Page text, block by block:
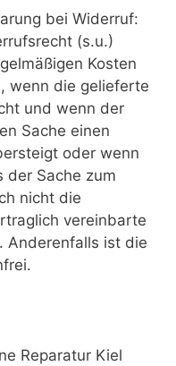
bei Widerruf:
(s.u.)
Kosten
wenn die gelieferte
und wenn der
Sache einen
oder wenn
der Sache zum
nicht die
vereinbarte
Anderenfalls ist die
Reparatur Kiel